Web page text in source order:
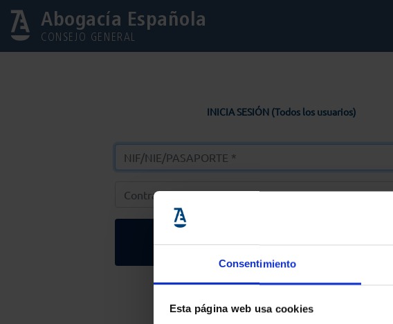
Consentimiento
Esta página web usa cookies
Abogacía Española
CONSEJO GENERAL
INICIA SESIÓN (Todos los usuarios)
Entrar
Solicitar Contraseña